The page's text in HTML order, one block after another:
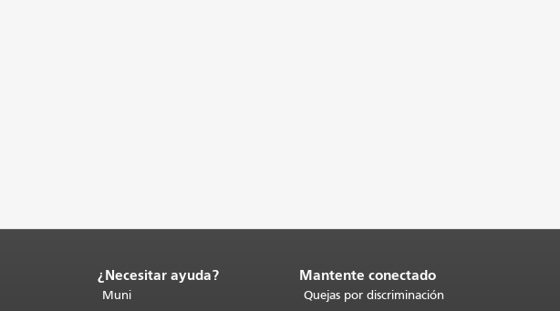
Fin
del
¿Necesitar ayuda?
Muni
Mantente conectado
Quejas por discriminación